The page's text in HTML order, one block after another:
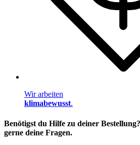
Wir arbeiten
klimabewusst.
Benötigst du Hilfe zu deiner
gerne deine Fragen.